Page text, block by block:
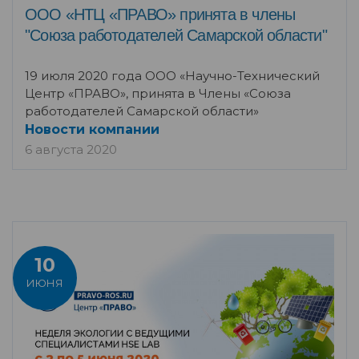
ООО «НТЦ «ПРАВО» принята в члены
"Союза работодателей Самарской области"
19 июля 2020 года ООО «Научно-Технический
Центр «ПРАВО», принята в Члены «Союза
работодателей Самарской области»
Новости компании
6 августа 2020
10
ИЮНЯ